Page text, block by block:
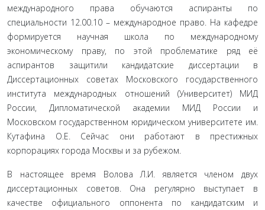
международного права обучаются аспиранты по
специальности 12.00.10 – международное право. На кафедре
формируется научная школа по международному
экономическому праву, по этой проблематике ряд её
аспирантов защитили кандидатские диссертации в
Диссертационных советах Московского государственного
института международных отношений (Университет) МИД
России, Дипломатической академии МИД России и
Московском государственном юридическом университете им.
Кутафина О.Е. Сейчас они работают в престижных
корпорациях города Москвы и за рубежом.
В настоящее время Волова Л.И. является членом двух
диссертационных советов. Она регулярно выступает в
качестве официального оппонента по кандидатским и